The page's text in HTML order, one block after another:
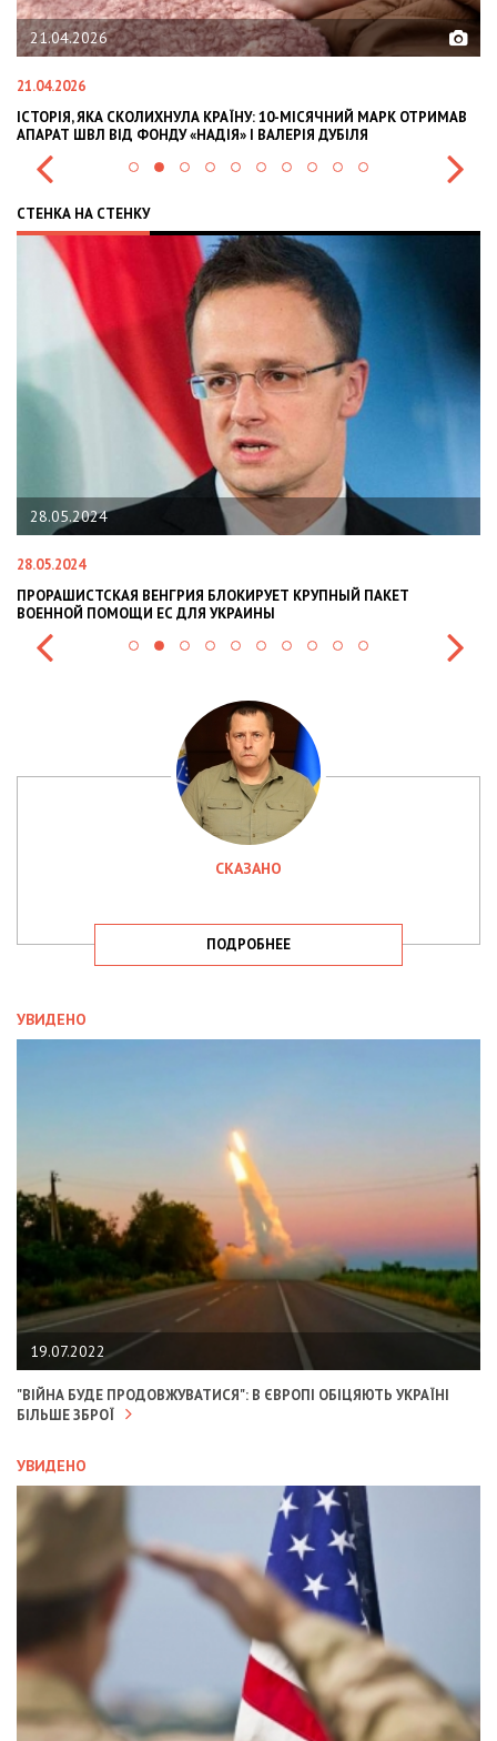
21.04.2026
ЯКА СКОЛИХНУЛА КРАЇНУ: 10-МІСЯЧНИЙ МАРК ОТРИМАВ
ШВЛ ВІД ФОНДУ «НАДІЯ» І ВАЛЕРІЯ ДУБІЛЯ
СТЕНКА НА СТЕНКУ
28.05.2024
28.05.2024
ПРОРАШИСТСКАЯ ВЕНГРИЯ БЛОКИРУЕТ КРУПНЫЙ ПАКЕТ
ВОЕННОЙ ПОМОЩИ ЕС ДЛЯ УКРАИНЫ
СКАЗАНО
ПОДРОБНЕЕ
УВИДЕНО
19.07.2022
"ВІЙНА БУДЕ ПРОДОВЖУВАТИСЯ": В ЄВРОПІ ОБІЦЯЮТЬ УКРАЇНІ
БІЛЬШЕ ЗБРОЇ
УВИДЕНО